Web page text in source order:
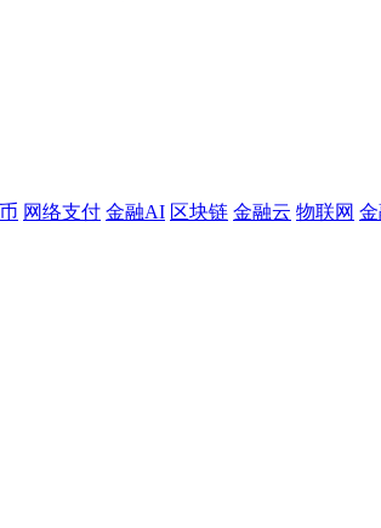
网络支付 金融AI 区块链 金融云 物联网